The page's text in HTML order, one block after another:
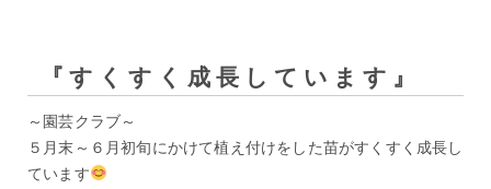
『すくすく成長しています』
～園芸クラブ～
５月末～６月初旬にかけて植え付けをした苗がすくすく成長し
ています